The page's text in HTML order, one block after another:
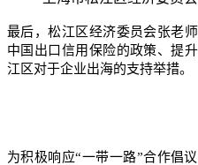
最后，松江区经济委员会张老
中国出口信用保险的政策、提
江区对于企业出海的支持举措。
为积极响应“一带一路”合作倡